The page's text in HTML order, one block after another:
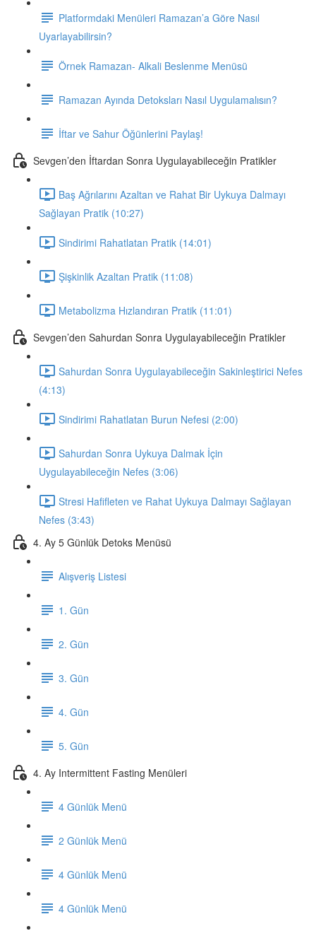
Platformdaki Menüleri Ramazan’a Göre Nasıl
Uyarlayabilirsin?
Örnek Ramazan- Alkali Beslenme Menüsü
Ramazan Ayında Detoksları Nasıl Uygulamalısın?
İftar ve Sahur Öğünlerini Paylaş!
Sevgen’den İftardan Sonra Uygulayabileceğin Pratikler
Baş Ağrılarını Azaltan ve Rahat Bir Uykuya Dalmayı
Sağlayan Pratik (10:27)
Sindirimi Rahatlatan Pratik (14:01)
Şişkinlik Azaltan Pratik (11:08)
Metabolizma Hızlandıran Pratik (11:01)
Sevgen’den Sahurdan Sonra Uygulayabileceğin Pratikler
Sahurdan Sonra Uygulayabileceğin Sakinleştirici Nefes
(4:13)
Sindirimi Rahatlatan Burun Nefesi (2:00)
Sahurdan Sonra Uykuya Dalmak İçin
Uygulayabileceğin Nefes (3:06)
Stresi Hafifleten ve Rahat Uykuya Dalmayı Sağlayan
Nefes (3:43)
4. Ay 5 Günlük Detoks Menüsü
Alışveriş Listesi
1. Gün
2. Gün
3. Gün
4. Gün
5. Gün
4. Ay Intermittent Fasting Menüleri
4 Günlük Menü
2 Günlük Menü
4 Günlük Menü
4 Günlük Menü